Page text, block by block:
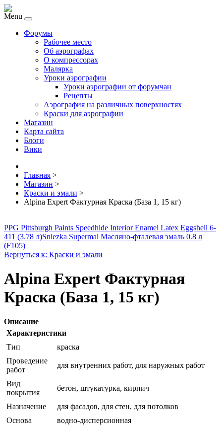
Menu
Форумы
Рабочее место
Об аэрографах
О компрессорах
Малярка
Уроки аэрографии
Уроки аэрографии от форумчан
Рецепты
Аэрография на различных поверхностях
Краски для аэрографии
Магазин
Карта сайта
Блоги
Вики
Главная >
Магазин >
Краски и эмали >
Alpina Expert Фактурная Краска (База 1, 15 кг)
PPG Pittsburgh Paints Speedhide Interior Enamel Latex Eggshell 6-
411 (3.78 л)Sniezka Supermal Масляно-фталевая эмаль 0.8 л
(F105)
Вернуться к: Краски и эмали
Alpina Expert Фактурная
Краска (База 1, 15 кг)
Описание
Характеристики
Тип
краска
Проведение
работ
для внутренних работ, для наружных работ
Вид
покрытия
бетон, штукатурка, кирпич
Назначение
для фасадов, для стен, для потолков
Основа
водно-дисперсионная